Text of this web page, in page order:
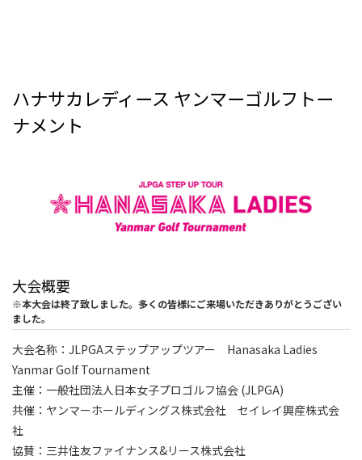
ハナサカレディース ヤンマーゴルフトー
ナメント
大会概要
※本大会は終了致しました。多くの皆様にご来場いただきありがとうござい
ました。
大会名称：JLPGAステップアップツアー Hanasaka Ladies
Yanmar Golf Tournament
主催：一般社団法人日本女子プロゴルフ協会 (JLPGA)
共催：ヤンマーホールディングス株式会社 セイレイ興産株式会
社
協賛：三井住友ファイナンス&リース株式会社